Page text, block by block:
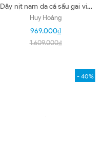
Dây nịt nam da cá sấu gai vip
4P đầu kim màu vàng bò
HD4878
Huy Hoàng
969.000₫
1.609.000₫
- 40%